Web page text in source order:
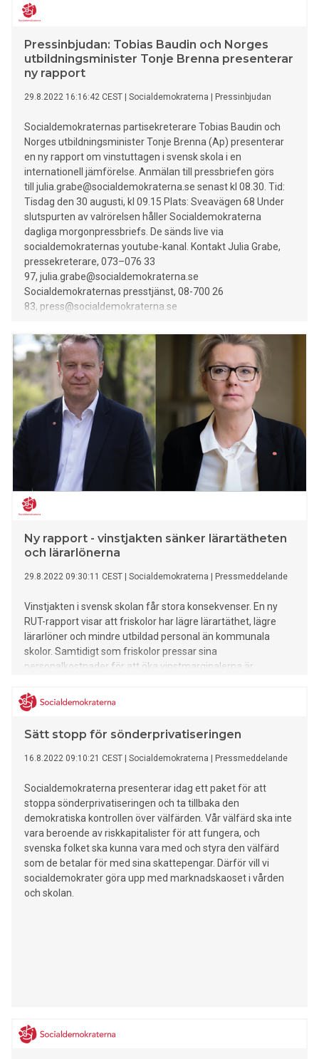
Pressinbjudan: Tobias Baudin och Norges
utbildningsminister Tonje Brenna presenterar
ny rapport
29.8.2022 16:16:42 CEST Socialdemokraterna Pressinbjudan
Socialdemokraternas partisekreterare Tobias Baudin och
Norges utbildningsminister Tonje Brenna (Ap) presenterar
en ny rapport om vinstuttagen i svensk skola i en
internationell jämförelse. Anmälan till pressbriefen görs
till julia.grabe@socialdemokraterna.se senast kl 08.30. Tid:
Tisdag den 30 augusti, kl 09.15 Plats: Sveavägen 68 Under
slutspurten av valrörelsen håller Socialdemokraterna
dagliga morgonpressbriefs. De sänds live via
socialdemokraternas youtube-kanal. Kontakt Julia Grabe,
pressekreterare, 073–076 33
97, julia.grabe@socialdemokraterna.se
Socialdemokraternas presstjänst, 08-700 26
83, press@socialdemokraterna.se
Ny rapport - vinstjakten sänker lärartätheten
och lärarlönerna
29.8.2022 09:30:11 CEST Socialdemokraterna Pressmeddelande
Vinstjakten i svensk skolan får stora konsekvenser. En ny
RUT-rapport visar att friskolor har lägre lärartäthet, lägre
lärarlöner och mindre utbildad personal än kommunala
skolor. Samtidigt som friskolor pressar sina
personalkostnader för att öka vinstmarginalerna är
friskolor för kostnader de inte har. Bara det senaste året har
de fyra största skolkoncernerna gjort överskott på drygt 1,3
miljarder kronor. Det motsvarar cirka 2 200 lärare i
grundskolan.
Sätt stopp för sönderprivatiseringen
16.8.2022 09:10:21 CEST Socialdemokraterna Pressmeddelande
Socialdemokraterna presenterar idag ett paket för att
stoppa sönderprivatiseringen och ta tillbaka den
demokratiska kontrollen över välfärden. Vår välfärd ska inte
vara beroende av riskkapitalister för att fungera, och
svenska folket ska kunna vara med och styra den välfärd
som de betalar för med sina skattepengar. Därför vill vi
socialdemokrater göra upp med marknadskaoset i vården
och skolan.